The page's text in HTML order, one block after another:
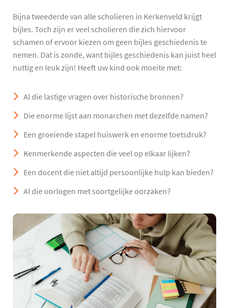
Bijna tweederde van alle scholieren in Kerkenveld krijgt
bijles. Toch zijn er veel scholieren die zich hiervoor
schamen of ervoor kiezen om geen bijles geschiedenis te
nemen. Dat is zonde, want bijles geschiedenis kan juist heel
nuttig en leuk zijn! Heeft uw kind ook moeite met:
Al die lastige vragen over historische bronnen?
Die enorme lijst aan monarchen met dezelfde namen?
Een groeiende stapel huiswerk en enorme toetsdruk?
Kenmerkende aspecten die veel op elkaar lijken?
Een docent die niet altijd persoonlijke hulp kan bieden?
Al die oorlogen met soortgelijke oorzaken?